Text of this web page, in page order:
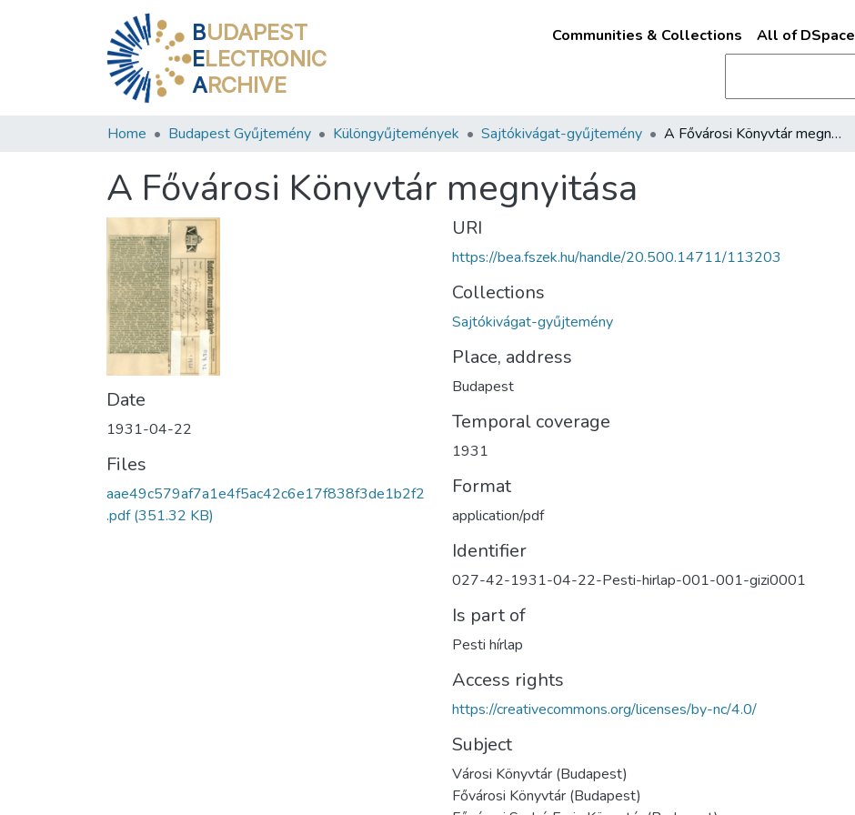
BUDAPEST
ELECTRONIC
ARCHIVE
Communities & Collections All of DSpace
Home Budapest Gyűjtemény Különgyűjtemények Sajtókivágat-gyűjtemény A Fővárosi Könyvtár megnyitása
A Fővárosi Könyvtár megnyitása
Date
1931-04-22
Files
aae49c579af7a1e4f5ac42c6e17f838f3de1b2f2
.pdf(351.32 KB)
URI
https://bea.fszek.hu/handle/20.500.14711/113203
Collections
Sajtókivágat-gyűjtemény
Place, address
Budapest
Temporal coverage
1931
Format
application/pdf
Identifier
027-42-1931-04-22-Pesti-hirlap-001-001-gizi0001
Is part of
Pesti hírlap
Access rights
https://creativecommons.org/licenses/by-nc/4.0/
Subject
Városi Könyvtár (Budapest)
Fővárosi Könyvtár (Budapest)